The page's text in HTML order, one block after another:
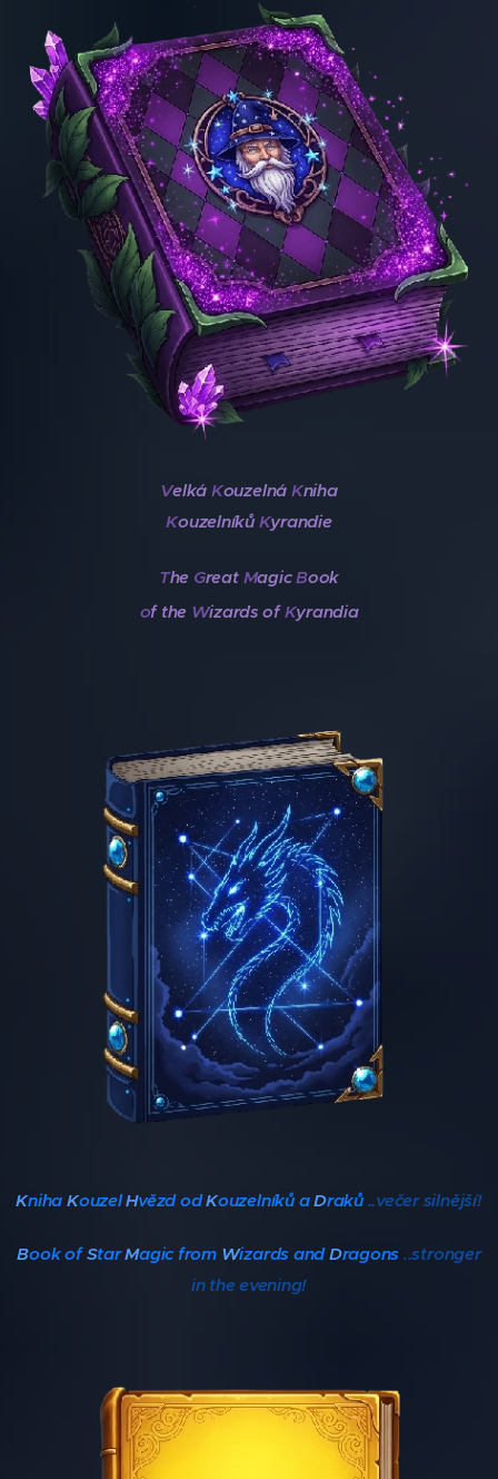
Velká Kouzelná Kniha
Kouzelníků Kyrandie
The Great MagicBook
of the Wizards ofKyrandia
Kniha KouzelHvězd odKouzelníků aDraků ..večer silnější!
Book ofStarMagicfrom Wizards andDragons ..stronger
in the evening!